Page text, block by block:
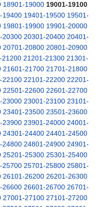
18901-19000 19001-19100
19400 19401-19500 19501-
19801-19900 19901-20000
20300 20301-20400 20401-
20701-20800 20801-20900
21200 21201-21300 21301-
21601-21700 21701-21800
22100 22101-22200 22201-
22501-22600 22601-22700
23000 23001-23100 23101-
23401-23500 23501-23600
23900 23901-24000 24001-
24301-24400 24401-24500
24800 24801-24900 24901-
25201-25300 25301-25400
25700 25701-25800 25801-
26101-26200 26201-26300
26600 26601-26700 26701-
27001-27100 27101-27200